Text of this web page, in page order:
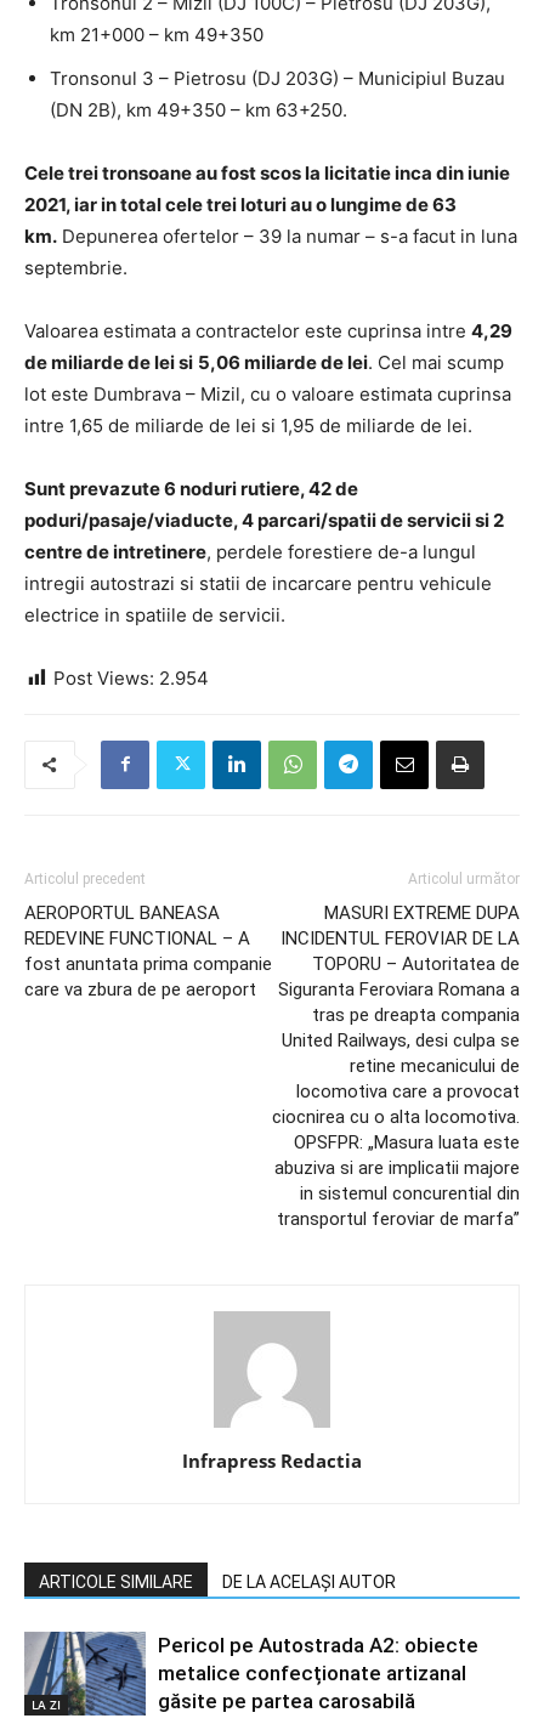
km 21+000 – km 49+350
Tronsonul 3 – Pietrosu (DJ 203G) – Municipiul Buzau
(DN 2B), km 49+350 – km 63+250.
Cele trei tronsoane au fost scos la licitatie inca din iunie
2021, iar in total cele trei loturi au o lungime de 63
km. Depunerea ofertelor – 39 la numar – s-a facut in luna
septembrie.
Valoarea estimata a contractelor este cuprinsa intre 4,29
de miliarde de lei si 5,06 miliarde de lei. Cel mai scump
lot este Dumbrava – Mizil, cu o valoare estimata cuprinsa
intre 1,65 de miliarde de lei si 1,95 de miliarde de lei.
Sunt prevazute 6 noduri rutiere, 42 de
poduri/pasaje/viaducte, 4 parcari/spatii de servicii si 2
centre de intretinere, perdele forestiere de-a lungul
intregii autostrazi si statii de incarcare pentru vehicule
electrice in spatiile de servicii.
Post Views: 2.954
Articolul precedent
AEROPORTUL BANEASA
REDEVINE FUNCTIONAL – A
fost anuntata prima companie
care va zbura de pe aeroport
Articolul următor
MASURI EXTREME DUPA
INCIDENTUL FEROVIAR DE LA
TOPORU – Autoritatea de
Siguranta Feroviara Romana a
tras pe dreapta compania
United Railways, desi culpa se
retine mecanicului de
locomotiva care a provocat
ciocnirea cu o alta locomotiva.
OPSFPR: „Masura luata este
abuziva si are implicatii majore
in sistemul concurential din
transportul feroviar de marfa”
Infrapress Redactia
ARTICOLE SIMILARE DE LA ACELAȘI AUTOR
LA ZI
Pericol pe Autostrada A2: obiecte
metalice confecționate artizanal
găsite pe partea carosabilă